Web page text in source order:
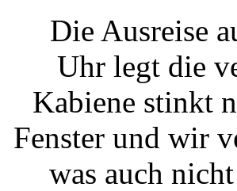
Die Ausreise
Uhr legt die
Kabiene stinkt
Fenster und wir
was auch